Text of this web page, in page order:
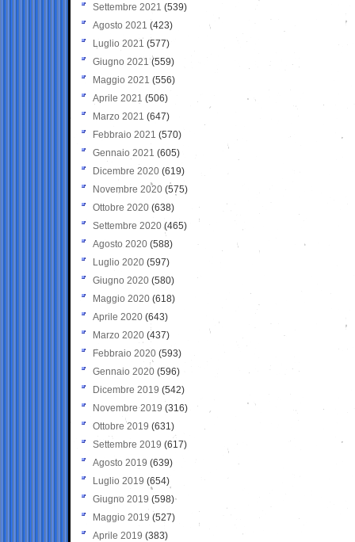
Settembre 2021 (539)
Agosto 2021 (423)
Luglio 2021 (577)
Giugno 2021(559)
Maggio 2021 (556)
Aprile 2021 (506)
Marzo 2021 (647)
Febbraio 2021 (570)
Gennaio 2021 (605)
Dicembre 2020 (619)
Novembre 2020 (575)
Ottobre 2020 (638)
Settembre 2020(465)
Agosto 2020 (588)
Luglio 2020 (597)
Giugno 2020 (580)
Maggio 2020 (618)
Aprile 2020 (643)
Marzo 2020 (437)
Febbraio 2020 (593)
Gennaio 2020 (596)
Dicembre 2019 (542)
Novembre 2019 (316)
Ottobre 2019 (631)
Settembre 2019 (617)
Agosto 2019 (639)
Luglio 2019 (654)
Giugno 2019 (598)
Maggio 2019 (527)
Aprile 2019 (383)